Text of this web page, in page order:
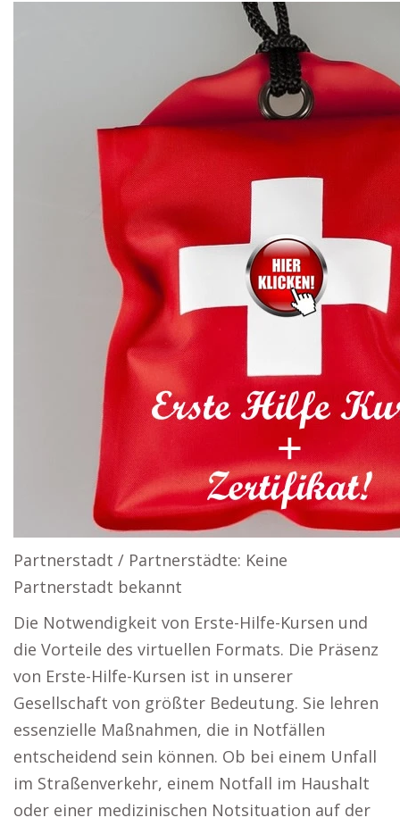
Partnerstadt / Partnerstädte: Keine
Partnerstadt bekannt
Die Notwendigkeit von Erste-Hilfe-Kursen und
die Vorteile des virtuellen Formats. Die Präsenz
von Erste-Hilfe-Kursen ist in unserer
Gesellschaft von größter Bedeutung. Sie lehren
essenzielle Maßnahmen, die in Notfällen
entscheidend sein können. Ob bei einem Unfall
im Straßenverkehr, einem Notfall im Haushalt
oder einer medizinischen Notsituation auf der